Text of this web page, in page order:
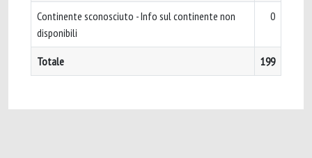
Continente sconosciuto - Info sul continente non
disponibili
0
Totale 199